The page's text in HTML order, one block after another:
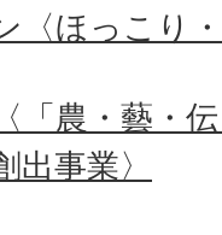
〈ほっこり
「農・藝・
事業〉